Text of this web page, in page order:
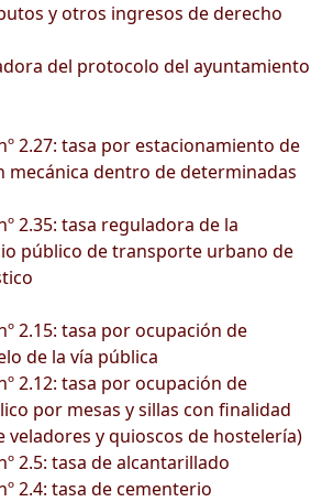
y otros ingresos de derecho
del protocolo del ayuntamiento
2.27: tasa por estacionamiento de
mecánica dentro de determinadas
2.35: tasa reguladora de la
público de transporte urbano de
2.15: tasa por ocupación de
de la vía pública
2.12: tasa por ocupación de
por mesas y sillas con finalidad
veladores y quioscos de hostelería)
2.5: tasa de alcantarillado
2.4: tasa de cementerio